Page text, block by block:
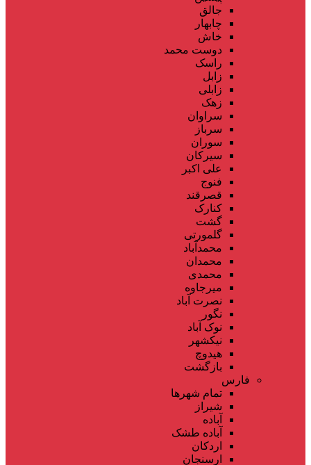
جالق
چابهار
خاش
دوست محمد
راسک
زابل
زابلی
زهک
سراوان
سرباز
سوران
سیرکان
علی اکبر
فنوج
قصرقند
کنارک
گشت
گلمورتی
محمدآباد
محمدان
محمدی
میرجاوه
نصرت آباد
نگور
نوک آباد
نیکشهر
هیدوچ
بازگشت
فارس
تمام شهر‌ها
شیراز
آباده
آباده طشک
اردکان
ارسنجان